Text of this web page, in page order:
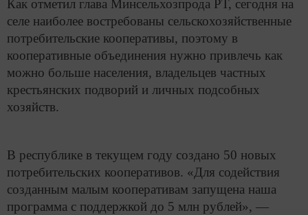
Как отметил глава Минсельхозпрода РТ, сегодня на
селе наиболее востребованы сельскохозяйственные
потребительские кооперативы, поэтому в
кооперативные объединения нужно привлечь как
можно больше населения, владельцев частных
крестьянских подворий и личных подсобных
хозяйств.
В республике в текущем году создано 50 новых
потребительских кооперативов. «Для содействия
созданным малым кооперативам запущена наша
программа с поддержкой до 5 млн рублей», —